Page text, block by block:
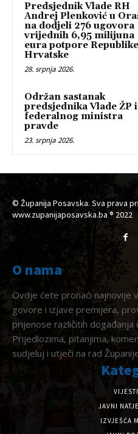
Predsjednik Vlade RH
Andrej Plenković u
na dodjeli 276 ugovora
vrijednih 6,95 milijuna
eura potpore Republike
Hrvatske
28. srpnja 2026.
Održan sastanak
predsjednika Vlade ŽP i
federalnog ministra
pravde
23. srpnja 2026.
© Županija Posavska. Sva prava
www.zupanijaposavska.ba ® 2022
O nama
Ovdje ćete pronaći najnovije
govore i izjave premijera,
prijenose različitih događanja
Prijedlozima, pitanjima,
sudjeluj i utječi na rad
VIJESTI
JAVNI
IZVJEŠĆA